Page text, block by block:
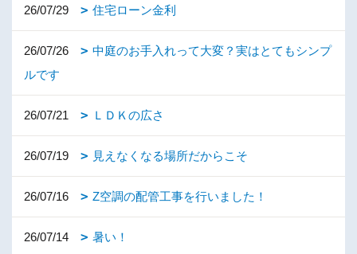
26/07/29 住宅ローン金利
26/07/26
中庭のお手入れって大変？実はとてもシンプ
ルです
26/07/21 ＬＤＫの広さ
26/07/19 見えなくなる場所だからこそ
26/07/16 Z空調の配管工事を行いました！
26/07/14 暑い！